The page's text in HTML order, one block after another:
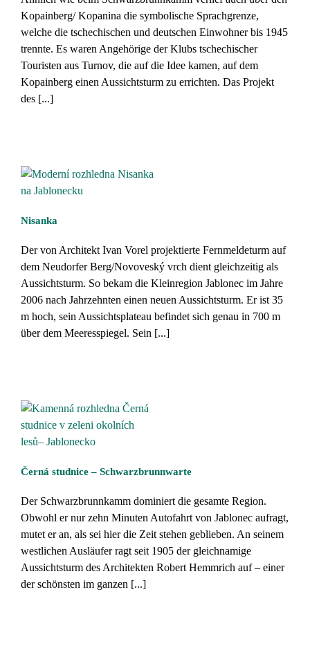
Kopainberg/ Kopanina die symbolische Sprachgrenze,
welche die tschechischen und deutschen Einwohner bis 1945
trennte. Es waren Angehörige der Klubs tschechischer
Touristen aus Turnov, die auf die Idee kamen, auf dem
Kopainberg einen Aussichtsturm zu errichten. Das Projekt
des [...]
Nisanka
Der von Architekt Ivan Vorel projektierte Fernmeldeturm auf
dem Neudorfer Berg/Novoveský vrch dient gleichzeitig als
Aussichtsturm. So bekam die Kleinregion Jablonec im Jahre
2006 nach Jahrzehnten einen neuen Aussichtsturm. Er ist 35
m hoch, sein Aussichtsplateau befindet sich genau in 700 m
über dem Meeresspiegel. Sein [...]
Černá studnice – Schwarzbrunnwarte
Der Schwarzbrunnkamm dominiert die gesamte Region.
Obwohl er nur zehn Minuten Autofahrt von Jablonec aufragt,
mutet er an, als sei hier die Zeit stehen geblieben. An seinem
westlichen Ausläufer ragt seit 1905 der gleichnamige
Aussichtsturm des Architekten Robert Hemmrich auf – einer
der schönsten im ganzen [...]